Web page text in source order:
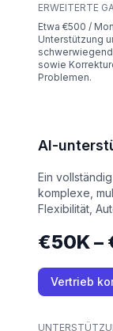
ERWEITERTE
Etwa €500 /
Unterstützung
sowie
Problemen.
AI-
Ein
komplexe,
Flexibilität,
€50K –
Vertrieb